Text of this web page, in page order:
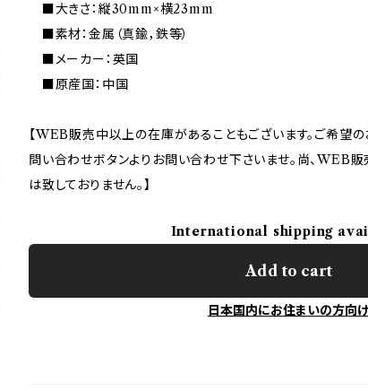
■大きさ：縦30mm×横23mm
■素材：金属（真鍮，鉄等）
■メーカー：英国
■原産国：中国
【WEB販売中以上の在庫があることもございます。ご希望
問い合わせボタンよりお問い合わせ下さいませ。尚、WEB
は致しておりません。】
International shipping
Add to cart
日本国内にお住まいの方向け